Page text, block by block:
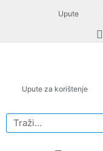
Upute
Upute za korištenje